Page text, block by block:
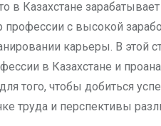
профессии с высокой
карьеры. В этой
в Казахстане и
того, чтобы добиться
труда и перспективы